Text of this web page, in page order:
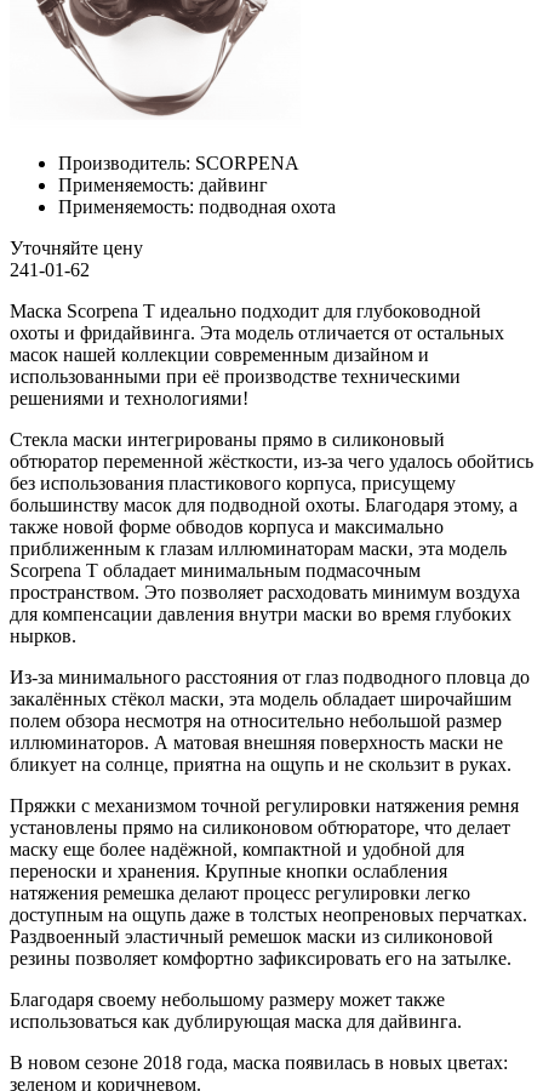
Производитель: SCORPENA
Применяемость: дайвинг
Применяемость: подводная охота
Уточняйте цену
241-01-62
Маска Scorpena T идеально подходит для глубоководной
охоты и фридайвинга. Эта модель отличается от остальных
масок нашей коллекции современным дизайном и
использованными при её производстве техническими
решениями и технологиями!
Стекла маски интегрированы прямо в силиконовый
обтюратор переменной жёсткости, из-за чего удалось обойтись
без использования пластикового корпуса, присущему
большинству масок для подводной охоты. Благодаря этому, а
также новой форме обводов корпуса и максимально
приближенным к глазам иллюминаторам маски, эта модель
Scorpena T обладает минимальным подмасочным
пространством. Это позволяет расходовать минимум воздуха
для компенсации давления внутри маски во время глубоких
нырков.
Из-за минимального расстояния от глаз подводного пловца до
закалённых стёкол маски, эта модель обладает широчайшим
полем обзора несмотря на относительно небольшой размер
иллюминаторов. А матовая внешняя поверхность маски не
бликует на солнце, приятна на ощупь и не скользит в руках.
Пряжки с механизмом точной регулировки натяжения ремня
установлены прямо на силиконовом обтюраторе, что делает
маску еще более надёжной, компактной и удобной для
переноски и хранения. Крупные кнопки ослабления
натяжения ремешка делают процесс регулировки легко
доступным на ощупь даже в толстых неопреновых перчатках.
Раздвоенный эластичный ремешок маски из силиконовой
резины позволяет комфортно зафиксировать его на затылке.
Благодаря своему небольшому размеру может также
использоваться как дублирующая маска для дайвинга.
В новом сезоне 2018 года, маска появилась в новых цветах:
зеленом и коричневом.